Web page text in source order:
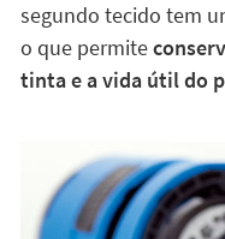
segundo tecido tem
o que permite
tinta e a vida útil do